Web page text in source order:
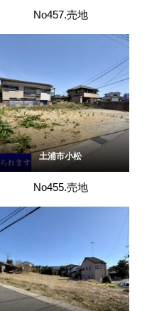
No457.売地
土浦市小松
No455.売地